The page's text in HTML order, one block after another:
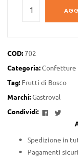
COD:702
Categoria:Confetture
Tag: Frutti di Bosco
Marchi:Gastroval
Condividi:
Facebook
Spedizione in
Pagamenti